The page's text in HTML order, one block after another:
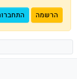
הרשמה